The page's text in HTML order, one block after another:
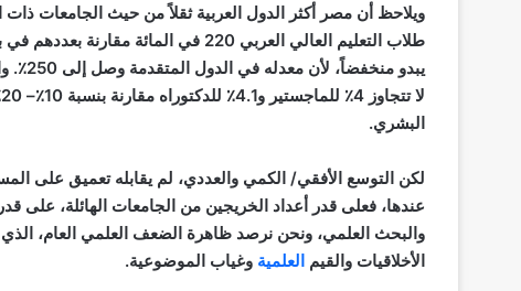
ويلاحظ أن مصر أكثر الدول العربية ثقلاً من حيث الجامعات ذات
طلاب التعليم العالي العربي 220 في
يبدو
البشري.
لكن التوسع الأفقي/ الكمي والعددي، لم يقابله تعميق على
عندها، فعلى قدر أعداد الخريجين من الجامعات الهائلة، على
والبحث العلمي، ونحن نرصد ظاهرة الضعف العلمي العام، الذي
الأخلاقيات والقيم العلمية وغياب الموضوعية.